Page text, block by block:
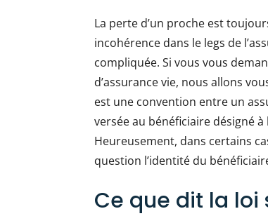
La perte d’un proche est
incohérence dans le legs de
compliquée. Si vous vous
d’assurance vie, nous allons
est une convention entre un
versée au bénéficiaire désigné
Heureusement, dans certains
question l’identité du
Ce que dit la